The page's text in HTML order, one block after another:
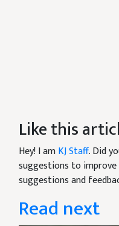
Like this
Hey! I amKJ Staff. Did
suggestions to
suggestions and
Read next